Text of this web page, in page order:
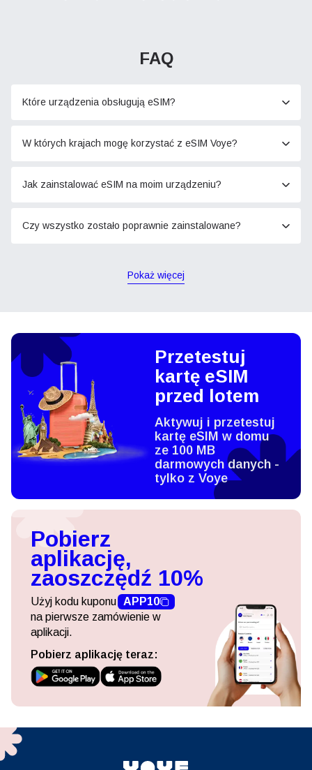
FAQ
Które urządzenia obsługują eSIM?
W których krajach mogę korzystać z eSIM Voye?
Jak zainstalować eSIM na moim urządzeniu?
Czy wszystko zostało poprawnie zainstalowane?
Pokaż więcej
Przetestuj
kartę eSIM
przed lotem
Aktywuj i przetestuj
kartę eSIM w domu
ze 100 MB
darmowych danych -
tylko z Voye
Pobierz
aplikację,
zaoszczędź 10%
Użyj kodu kuponu APP10
na pierwsze zamówienie w
aplikacji.
Pobierz aplikację teraz: